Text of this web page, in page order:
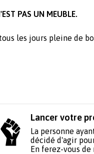
PAS UN MEUBLE.
les jours pleine de
Lancer votre
La personne
décidé d'agir
En ferez-vous de